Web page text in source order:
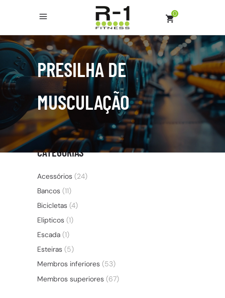
0
PRESILHA DE
MUSCULAÇÃO
CATEGORIAS
Acessórios (24)
Bancos (11)
Bicicletas (4)
Elipticos (1)
Escada (1)
Esteiras (5)
Membros inferiores (53)
Membros superiores (67)